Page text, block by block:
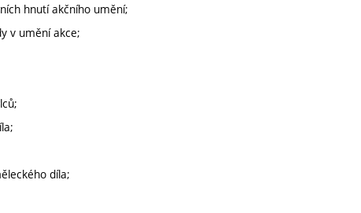
hnutí akčního umění;
v umění akce;
díla;